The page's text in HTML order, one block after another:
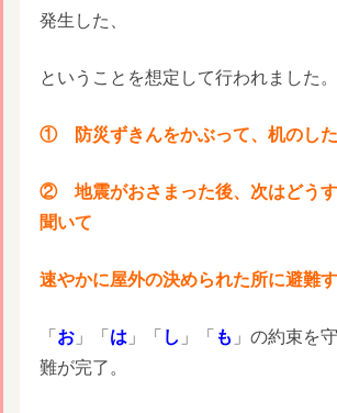
発生した、
ということを想定して行われました。
① 防災ずきんをかぶって、机のした
② 地震がおさまった後、次はどう
聞いて
速やかに屋外の決められた所に避難す
「 お 」「 は 」「 し 」「 も 」の約束を
難が完了。